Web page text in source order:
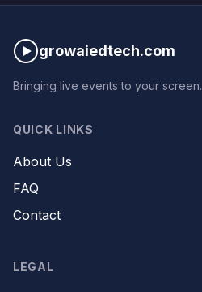
growaiedtech.com
Bringing live events to your screen.
QUICK LINKS
About Us
FAQ
Contact
LEGAL